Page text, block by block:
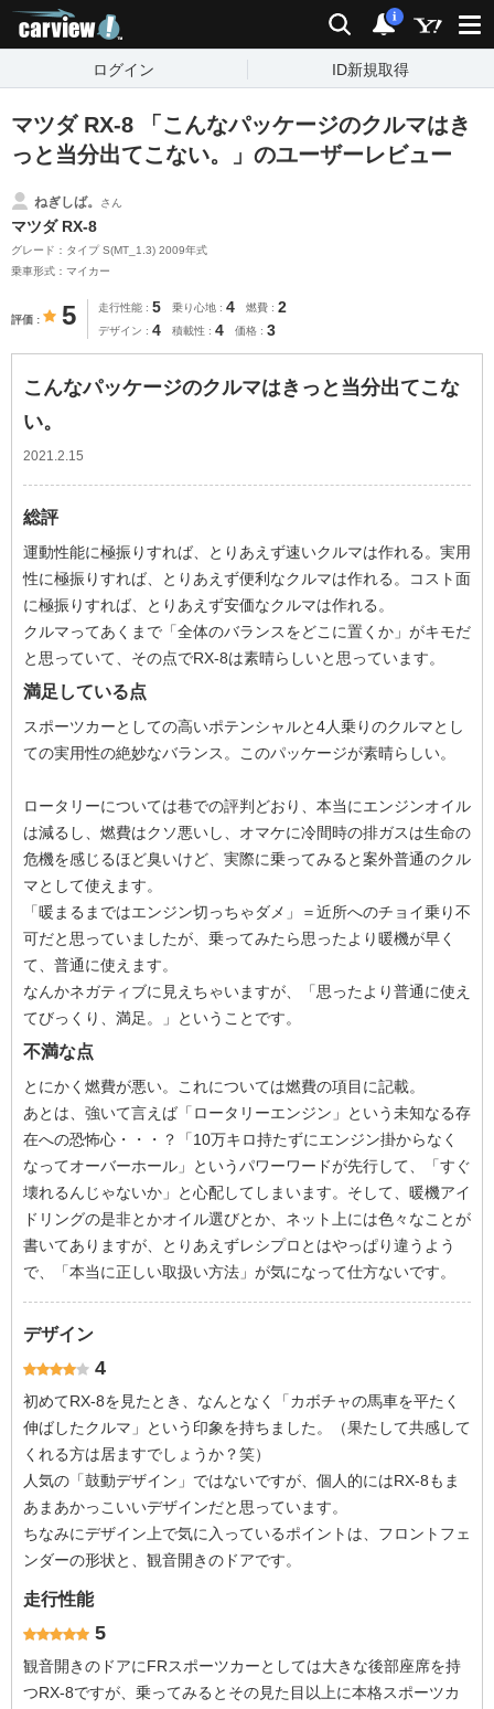
検索 通知
i
ログイン ID新規取得
マツダ RX-8 「こんなパッケージのクルマはき
っと当分出てこない。」のユーザーレビュー
ねぎしば。 さん
マツダ RX-8
グレード：タイプ S(MT_1.3) 2009年式
乗車形式：マイカー
評価 5 走行性能 5 乗り心地 4 燃費 2
デザイン 4 積載性 4 価格 3
こんなパッケージのクルマはきっと当分出てこな
い。
2021.2.15
総評
運動性能に極振りすれば、とりあえず速いクルマは作れる。実用
性に極振りすれば、とりあえず便利なクルマは作れる。コスト面
に極振りすれば、とりあえず安価なクルマは作れる。
クルマってあくまで「全体のバランスをどこに置くか」がキモだ
と思っていて、その点でRX-8は素晴らしいと思っています。
満足している点
スポーツカーとしての高いポテンシャルと4人乗りのクルマとし
ての実用性の絶妙なバランス。このパッケージが素晴らしい。
ロータリーについては巷での評判どおり、本当にエンジンオイル
は減るし、燃費はクソ悪いし、オマケに冷間時の排ガスは生命の
危機を感じるほど臭いけど、実際に乗ってみると案外普通のクル
マとして使えます。
「暖まるまではエンジン切っちゃダメ」＝近所へのチョイ乗り不
可だと思っていましたが、乗ってみたら思ったより暖機が早く
て、普通に使えます。
なんかネガティブに見えちゃいますが、「思ったより普通に使え
てびっくり、満足。」ということです。
不満な点
とにかく燃費が悪い。これについては燃費の項目に記載。
あとは、強いて言えば「ロータリーエンジン」という未知なる存
在への恐怖心・・・？「10万キロ持たずにエンジン掛からなく
なってオーバーホール」というパワーワードが先行して、「すぐ
壊れるんじゃないか」と心配してしまいます。そして、暖機アイ
ドリングの是非とかオイル選びとか、ネット上には色々なことが
書いてありますが、とりあえずレシプロとはやっぱり違うよう
で、「本当に正しい取扱い方法」が気になって仕方ないです。
デザイン
4
初めてRX-8を見たとき、なんとなく「カボチャの馬車を平たく
伸ばしたクルマ」という印象を持ちました。（果たして共感して
くれる方は居ますでしょうか？笑）
人気の「鼓動デザイン」ではないですが、個人的にはRX-8もま
あまあかっこいいデザインだと思っています。
ちなみにデザイン上で気に入っているポイントは、フロントフェ
ンダーの形状と、観音開きのドアです。
走行性能
5
観音開きのドアにFRスポーツカーとしては大きな後部座席を持
つRX-8ですが、乗ってみるとその見た目以上に本格スポーツカ